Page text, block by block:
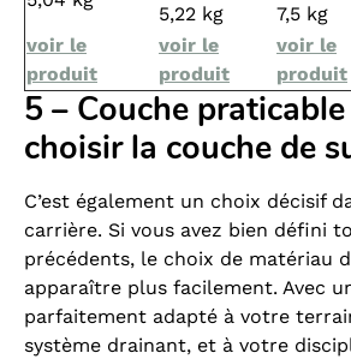
5,22 kg
7,5 kg
voir le
produit
voir le
produit
voir le
produit
5 – Couche
choisir la couche de
C’est également un choix décisif
carrière. Si vous avez bien défini
précédents, le choix de matériau
apparaître plus facilement. Avec
parfaitement adapté à votre
système drainant, et à votre